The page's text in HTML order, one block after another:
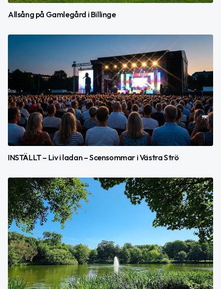
Allsång på Gamlegård i Billinge
INSTÄLLT – Liv i ladan – Scensommar i Västra Strö